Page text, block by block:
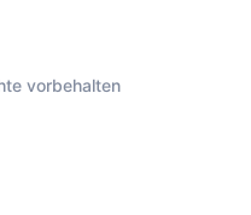
vorbehalten